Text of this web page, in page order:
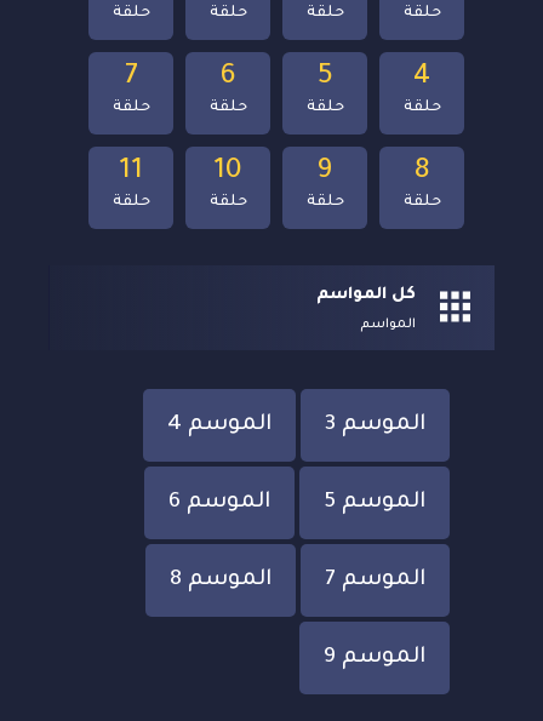
11
حلقة
10
حلقة
9
حلقة
8
حلقة
7
حلقة
6
حلقة
5
حلقة
4
حلقة
حلقة حلقة حلقة حلقة
كل المواسم
المواسم
الموسم 3 الموسم 4
الموسم 5 الموسم 6
الموسم 7 الموسم 8
الموسم 9